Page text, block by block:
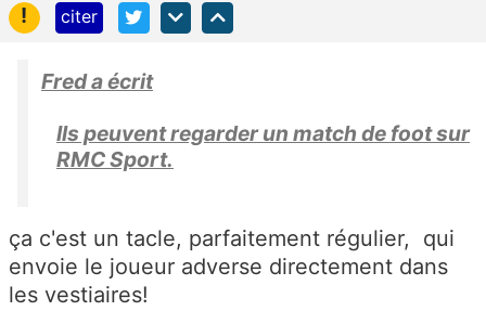
!
citer
Fred a écrit
Ils peuvent regarder un match de foot sur
RMC Sport.
ça c'est un tacle, parfaitement régulier, qui
envoie le joueur adverse directement dans
les vestiaires!